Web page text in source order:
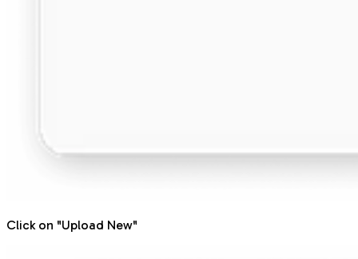
Click on "Upload New"